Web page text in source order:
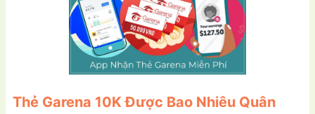
Thẻ Garena 10K Được Bao Nhiêu Quân